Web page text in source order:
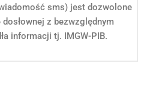
sms) jest dozwolone
z bezwzględnym
informacji tj. IMGW-PIB.